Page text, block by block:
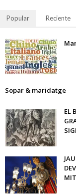
Popular Reciente
Sopar & maridatge
EL